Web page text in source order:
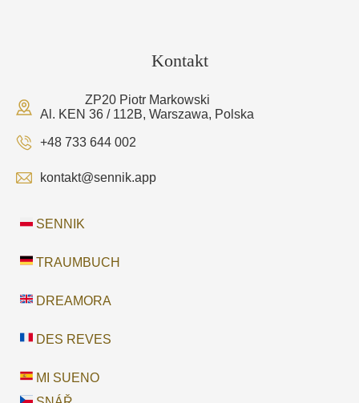
Kontakt
ZP20 Piotr Markowski
Al. KEN 36 / 112B, Warszawa, Polska
+48 733 644 002
kontakt@sennik.app
SENNIK
TRAUMBUCH
DREAMORA
DES REVES
MI SUENO